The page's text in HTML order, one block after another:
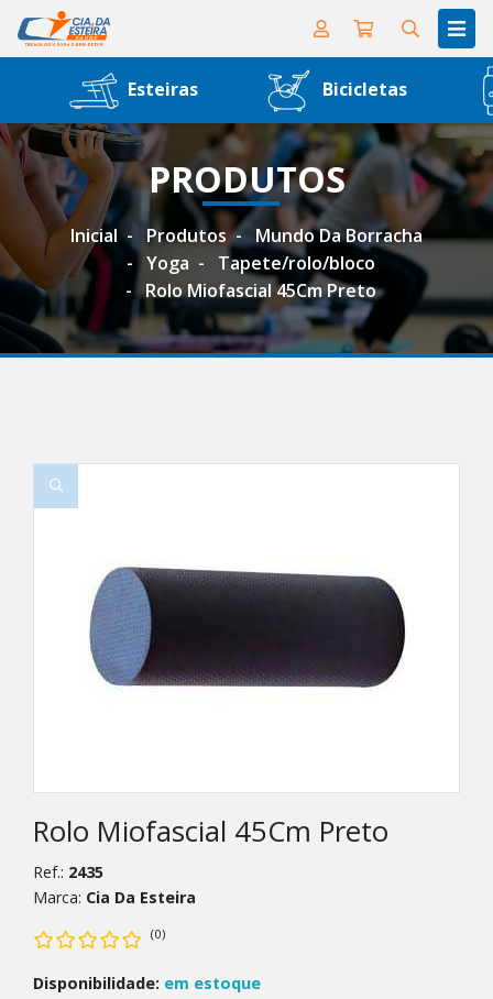
Esteiras Bicicletas
PRODUTOS
Inicial Produtos
Mundo Da Borracha
Yoga
Tapete/rolo/bloco
Rolo Miofascial 45Cm Preto
Rolo Miofascial 45Cm Preto
Ref.: 2435
Marca: Cia Da Esteira
(0)
Disponibilidade: em estoque